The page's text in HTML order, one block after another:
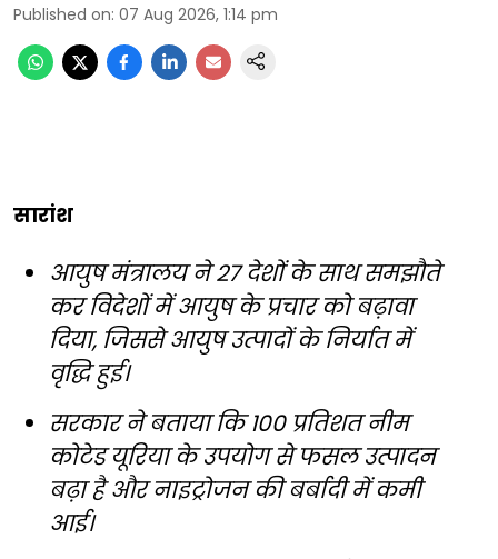
Published on: 07 Aug 2026, 1:14 pm
सारांश
आयुष मंत्रालय ने 27 देशों के साथ समझौते
कर विदेशों में आयुष के प्रचार को बढ़ावा
दिया, जिससे आयुष उत्पादों के निर्यात में
वृद्धि हुई।
सरकार ने बताया कि 100 प्रतिशत नीम
कोटेड यूरिया के उपयोग से फसल उत्पादन
बढ़ा है और नाइट्रोजन की बर्बादी में कमी
आई।